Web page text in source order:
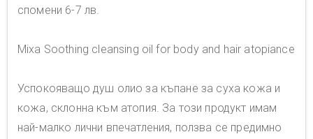
спомени 6-7 лв.
Mixa Soothing cleansing oil for body and hair atopiance
Успокояващо душ олио за къпане за суха кожа и
кожа, склонна към атопия. За този продукт имам
най-малко лични впечатления, ползва се предимно